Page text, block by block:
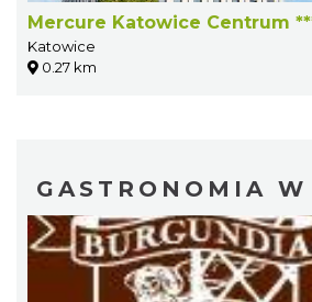
Mercure Katowice Centrum
Katowice
0.27 km
GASTRONOMIA